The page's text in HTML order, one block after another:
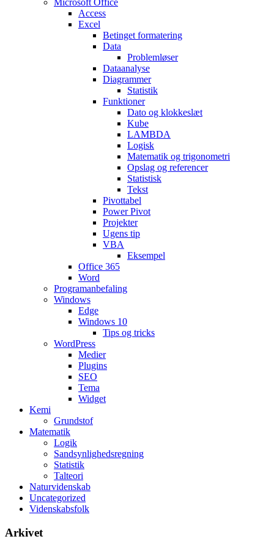
Microsoft Office
Access
Excel
Betinget formatering
Data
Problemløser
Dataanalyse
Diagrammer
Statistik
Funktioner
Dato og klokkeslæt
Kube
LAMBDA
Logisk
Matematik og trigonometri
Opslag og referencer
Statistisk
Tekst
Pivottabel
Power Pivot
Projekter
Ugens tip
VBA
Eksempel
Office 365
Word
Programanbefaling
Windows
Edge
Windows 10
Tips og tricks
WordPress
Medier
Plugins
SEO
Tema
Widget
Kemi
Grundstof
Matematik
Logik
Sandsynlighedsregning
Statistik
Talteori
Naturvidenskab
Uncategorized
Videnskabsfolk
Arkivet